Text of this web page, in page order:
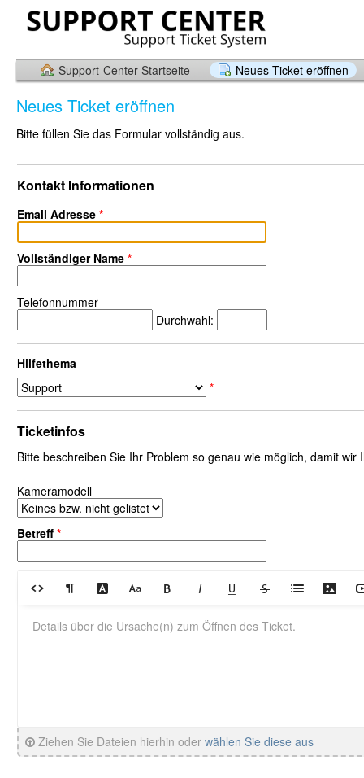
Support-Center-Startseite Neues Ticket eröffnen
Neues Ticket eröffnen
Bitte füllen Sie das Formular vollständig aus.
Kontakt Informationen
Email Adresse *
Vollständiger Name *
Telefonnummer
Durchwahl:
Hilfethema
*
Ticketinfos
Bitte beschreiben Sie Ihr Problem so genau wie möglich, damit
Kameramodell
Betreff *
Ziehen Sie Dateien hierhin oder wählen Sie diese aus